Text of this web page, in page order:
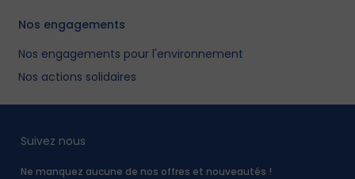
Nos engagements
Nos engagements pour l'environnement
Nos actions solidaires
Suivez nous
Ne manquez aucune de nos offres et nouveautés !